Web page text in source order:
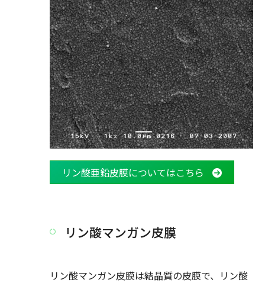
リン酸亜鉛皮膜についてはこちら
リン酸マンガン皮膜
リン酸マンガン皮膜は結晶質の皮膜で、リン酸